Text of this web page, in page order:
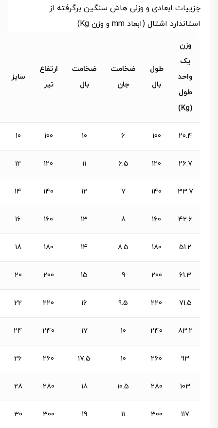
جزییات ابعادی و وزنی هاش سنگین برگرفته از
استاندارد اشتال (ابعاد mm و وزن Kg)
وزن
یک
واحد
طول
(Kg)
طول
بال
ضخامت
جان
ضخامت
بال
ارتفاع
تیر
سایز
20.4
100
6
10
100
10
26.7
120
6.5
11
120
12
33.7
140
7
12
140
14
42.6
160
8
13
160
16
51.2
180
8.5
14
180
18
61.3
200
9
15
200
20
71.5
220
9.5
16
220
22
83.2
240
10
17
240
24
93
260
10
17.5
260
26
103
280
10.5
18
280
28
117
300
11
19
300
30